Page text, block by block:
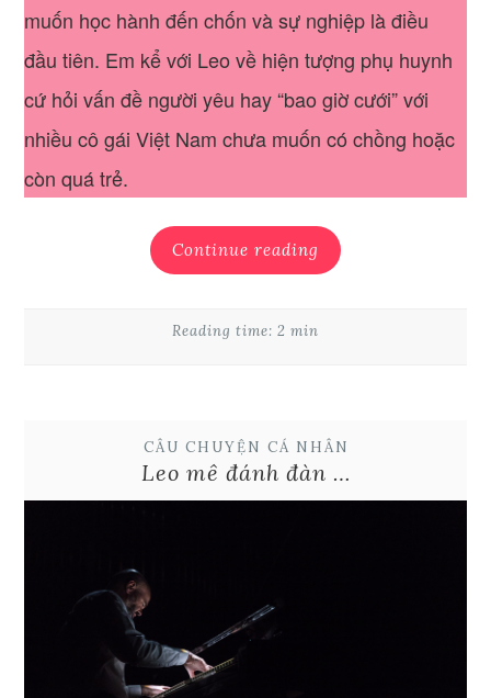
muốn học hành đến chốn và sự nghiệp là điều
đầu tiên. Em kể với Leo về hiện tượng phụ huynh
cứ hỏi vấn đề người yêu hay “bao giờ cưới” với
nhiều cô gái Việt Nam chưa muốn có chồng hoặc
còn quá trẻ.
Continue reading
Reading time: 2 min
CÂU CHUYỆN CÁ NHÂN
Leo mê đánh đàn …